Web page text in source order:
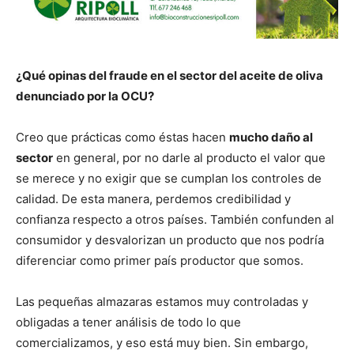
¿Qué opinas del fraude en el sector del aceite de oliva
denunciado por la OCU?
Creo que prácticas como éstas hacen mucho daño al
sector en general, por no darle al producto el valor que
se merece y no exigir que se cumplan los controles de
calidad. De esta manera, perdemos credibilidad y
confianza respecto a otros países. También confunden al
consumidor y desvalorizan un producto que nos podría
diferenciar como primer país productor que somos.
Las pequeñas almazaras estamos muy controladas y
obligadas a tener análisis de todo lo que
comercializamos, y eso está muy bien. Sin embargo,